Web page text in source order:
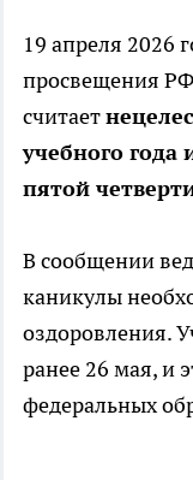
19 апреля 2026
просвещения
считает
учебного года
пятой
В сообщении
каникулы
оздоровления.
ранее 26 мая, и
федеральных